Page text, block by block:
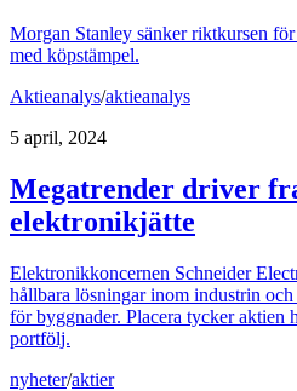
Morgan Stanley sänker riktkursen
med köpstämpel.
Aktieanalys/aktieanalys
5 april, 2024
Megatrender driver
elektronikjätte
Elektronikkoncernen Schneider
hållbara lösningar inom industrin
för byggnader. Placera tycker aktien
portfölj.
nyheter/aktier